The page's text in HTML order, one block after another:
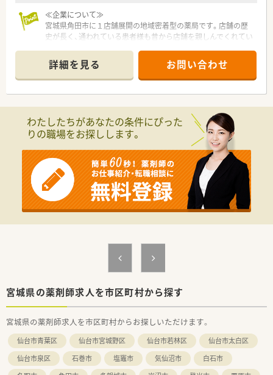
≪企業について≫
宮城県角田市に１店舗展開の地域密着型の薬局です。店舗の歴
史が長く、通われている患者様も昔から店舗を親しんでくれてい
じっくり投薬したい・患者様と向き合う時間を大事にしたい・そ
ういった思いのある方にピッタリの企業です。
詳細を見る お問い合わせ
わたしたちがあなたの条件にぴった
りの職場をお探しします。
宮城県の薬剤師求人を市区町村から探す
宮城県の薬剤師求人を市区町村からお探しいただけます。
仙台市青葉区 仙台市宮城野区 仙台市若林区
仙台市太白区
仙台市泉区
石巻市 塩竈市 気仙沼市
白石市